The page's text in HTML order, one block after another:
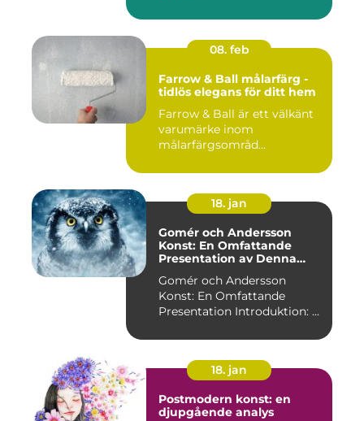
08. feb
Farrow & Ball målarfärg -
tidlös elegans för ditt hem
Farrow & Ball är ett välkänt
varumärke inom
målarfärgsområd...
18. jan
Gomér och Andersson
Konst: En Omfattande
Presentation av Denna
Gomér och Andersson
Konst: En Omfattande
Presentation Introduktion: ...
18. jan
Postmodern konst: en
djupgående analys